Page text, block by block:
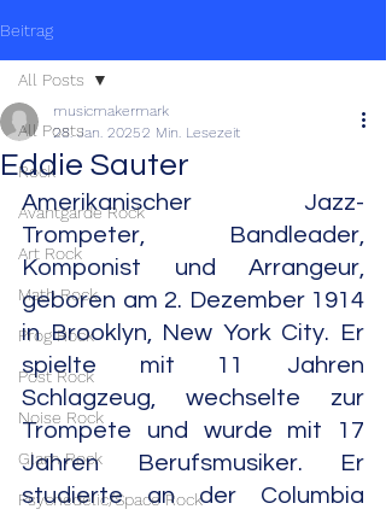
Beitrag
All Posts
Rock
Avantgarde Rock
Art Rock
Math Rock
Prog Rock
Post Rock
Noise Rock
Glam Rock
Psychedelic/Space Rock
All Posts
Eddie Sauter
musicmakermark
28. Jan. 20252 Min. Lesezeit
Amerikanischer Jazz-
Trompeter, Bandleader,
Komponist und Arrangeur,
geboren am 2. Dezember 1914
in Brooklyn, New York City. Er
spielte mit 11 Jahren
Schlagzeug, wechselte zur
Trompete und wurde mit 17
Jahren Berufsmusiker. Er
studierte an der Columbia